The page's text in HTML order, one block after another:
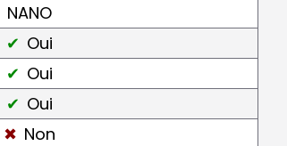
NANO
Oui
Oui
Oui
Non